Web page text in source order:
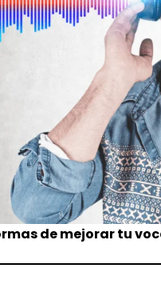
de mejorar tu